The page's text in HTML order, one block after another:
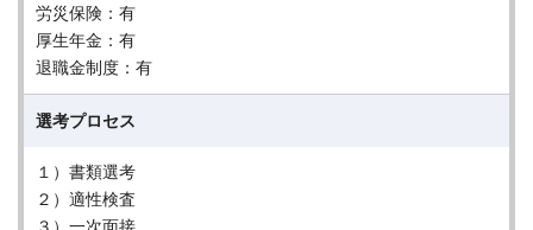
労災保険：有
厚生年金：有
退職金制度：有
選考プロセス
１）書類選考
２）適性検査